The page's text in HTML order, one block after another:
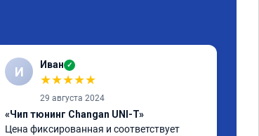
И Иван ✓
★★★★★
29 августа 2024
«Чип тюнинг Changan UNI-T»
Цена фиксированная и соответствует